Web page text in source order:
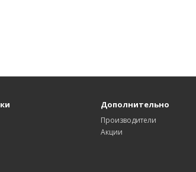
Дополнительно
Производители
Акции